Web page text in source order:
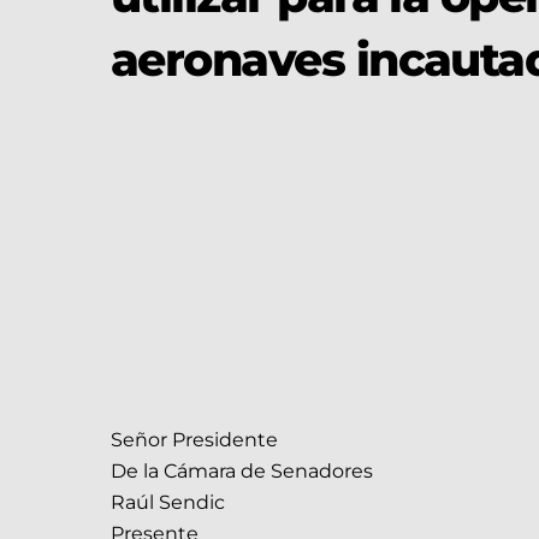
aeronaves
Señor Presidente
De la Cámara de Senadores
Raúl Sendic
Presente